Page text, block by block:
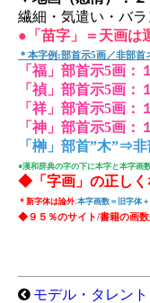
繊細・気遣い・バ
●「苗字」＝天画は
＊本字例:部首示5画／非部首
「福」部首示5画：
「禎」部首示5画：
「祥」部首示5画：
「神」部首示5画：
「榊」部首”木”⇒
●漢和辞典の字の下に本字と本字画
◆「字画」の正しく
＊新字体は論外:本字画数＝旧字体
◆９５％のサイト/書籍の画数
モデル・タレン